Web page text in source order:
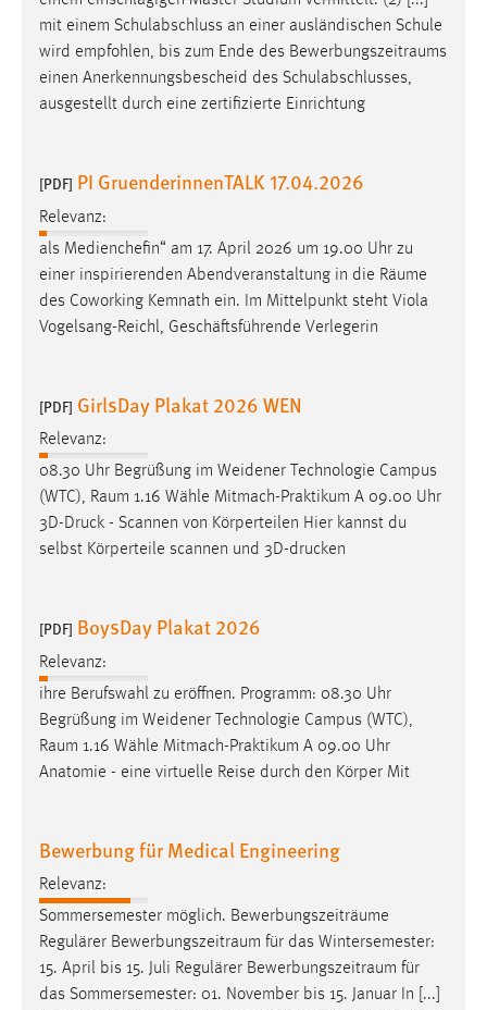
mit einem Schulabschluss an einer ausländischen Schule
wird empfohlen, bis zum Ende des Bewerbungszeitraums
einen Anerkennungsbescheid des Schulabschlusses,
ausgestellt durch eine zertifizierte Einrichtung
[PDF] PI GruenderinnenTALK 17.04.2026
Relevanz:
als Medienchefin“ am 17. April 2026 um 19.00 Uhr zu
einer inspirierenden Abendveranstaltung in die Räume
des Coworking Kemnath ein. Im Mittelpunkt steht Viola
Vogelsang-Reichl, Geschäftsführende Verlegerin
[PDF] GirlsDay Plakat 2026 WEN
Relevanz:
08.30 Uhr Begrüßung im Weidener Technologie Campus
(WTC), Raum 1.16 Wähle Mitmach-Praktikum A 09.00 Uhr
3D-Druck - Scannen von Körperteilen Hier kannst du
selbst Körperteile scannen und 3D-drucken
[PDF] BoysDay Plakat 2026
Relevanz:
ihre Berufswahl zu eröffnen. Programm: 08.30 Uhr
Begrüßung im Weidener Technologie Campus (WTC),
Raum 1.16 Wähle Mitmach-Praktikum A 09.00 Uhr
Anatomie - eine virtuelle Reise durch den Körper Mit
Bewerbung für Medical Engineering
Relevanz:
Sommersemester möglich. Bewerbungszeiträume
Regulärer Bewerbungszeitraum für das Wintersemester:
15. April bis 15. Juli Regulärer Bewerbungszeitraum für
das Sommersemester: 01. November bis 15. Januar In [...]